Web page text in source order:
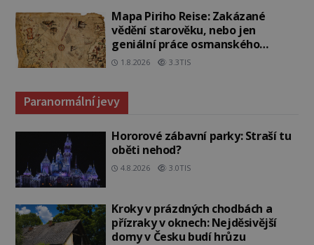
Mapa Piriho Reise: Zakázané
vědění starověku, nebo jen
geniální práce osmanského
admirála?
1.8.2026 3.3TIS
Paranormální jevy
Hororové zábavní parky: Straší tu
oběti nehod?
4.8.2026 3.0TIS
Kroky v prázdných chodbách a
přízraky v oknech: Nejděsivější
domy v Česku budí hrůzu